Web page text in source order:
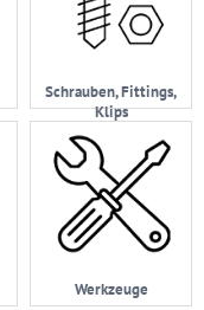
Schrauben, Fittings,
Klips
Werkzeuge